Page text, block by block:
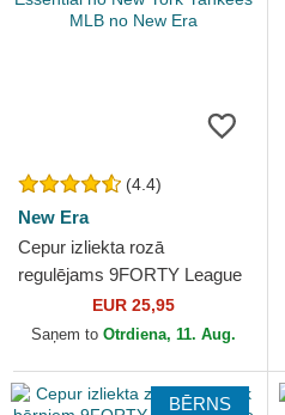
(4.4)
New Era
Cepur izliekta rozā
regulējams 9FORTY League
Essential no New York
Yankees MLB no New Era
EUR 25,95
Saņem to Otrdiena, 11. Aug.
BĒRNS